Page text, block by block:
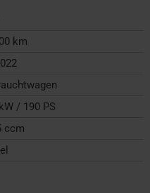
km
/ 190 PS
ccm